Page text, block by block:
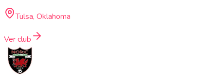
Tulsa, Oklahoma
Ver club